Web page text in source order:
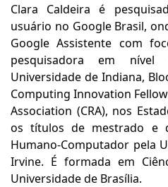
Clara Caldeira é
usuário no Google Brasil,
Google Assistente com
pesquisadora em nível
Universidade de Indiana,
Computing Innovation
Association (CRA), nos
os títulos de mestrado e
Humano-Computador pela
Irvine. É formada em
Universidade de Brasília.